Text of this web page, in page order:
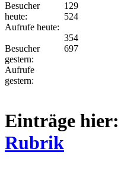
Besucher
heute:
Aufrufe heute:
Besucher
gestern:
Aufrufe
gestern:
129
524
354
697
Einträge hier:
Rubrik